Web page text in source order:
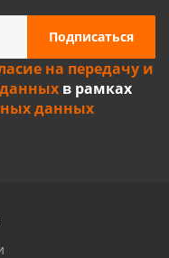
на передачу и
в рамках
данных